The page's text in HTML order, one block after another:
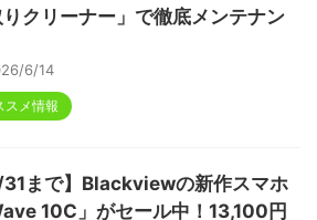
りクリーナー」で徹底メンテナン
6/14
スメ情報
31まで】Blackviewの新作スマホ
10C」がセール中！13,100円